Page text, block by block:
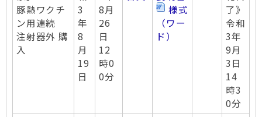
豚熱ワクチ
ン用連続
注射器外 購
入
3
年
8
月
19
日
8月
26
日
12
時0
0分
様式
（ワー
ド）
了》
令和
3年
9月
3日
14
時3
0分